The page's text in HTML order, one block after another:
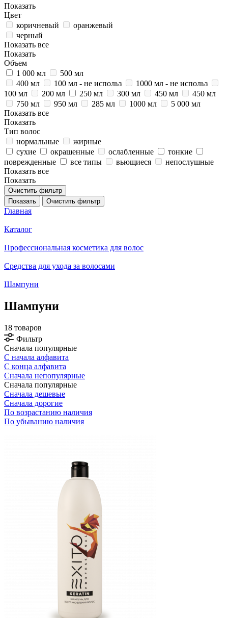
Показать
Цвет
коричневый
оранжевый
черный
Показать все
Показать
Объем
1 000 мл
500 мл
400 мл
100 мл - не использ
1000 мл - не использ
100 мл
200 мл 250 мл 300 мл 450 мл
450 мл
750 мл
950 мл 285 мл 1000 мл
5 000 мл
Показать все
Показать
Тип волос
нормальные
жирные
сухие
окрашенные ослабленные
тонкие
поврежденные
все типы вьющиеся
непослушные
Показать все
Показать
Очистить фильтр
Показать
Очистить фильтр
Главная
Каталог
Профессиональная косметика для волос
Средства для ухода за волосами
Шампуни
Шампуни
18 товаров
Фильтр
Сначала популярные
С начала алфавита
С конца алфавита
Сначала непопулярные
Сначала популярные
Сначала дешевые
Сначала дорогие
По возрастанию наличия
По убыванию наличия